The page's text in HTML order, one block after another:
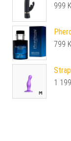
999
799
1 199